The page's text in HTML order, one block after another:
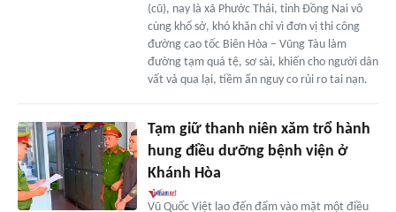
(cũ), nay là xã Phước Thái, tỉnh Đồng Nai vô
cùng khổ sở, khó khăn chỉ vì đơn vị thi công
đường cao tốc Biên Hòa – Vũng Tàu làm
đường tạm quá tệ, sơ sài, khiến cho người dân
vất vả qua lại, tiềm ẩn nguy co rủi ro tai nạn.
Tạm giữ thanh niên xăm trổ hành
hung điều dưỡng bệnh viện ở
Khánh Hòa
Vũ Quốc Việt lao đến đấm vào mặt một điều